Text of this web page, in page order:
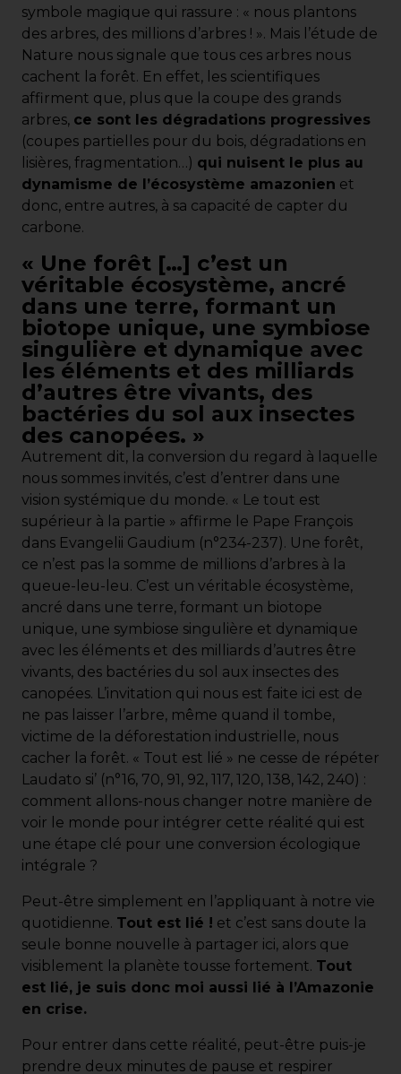
symbole magique qui rassure : « nous plantons
des arbres, des millions d’arbres ! ». Mais l’étude de
Nature nous signale que tous ces arbres nous
cachent la forêt. En effet, les scientifiques
affirment que, plus que la coupe des grands
arbres, ce sont les dégradations progressives
(coupes partielles pour du bois, dégradations en
lisières, fragmentation…) qui nuisent le plus au
dynamisme de l’écosystème amazonien et
donc, entre autres, à sa capacité de capter du
carbone.
« Une forêt […] c’est un
véritable écosystème, ancré
dans une terre, formant un
biotope unique, une symbiose
singulière et dynamique avec
les éléments et des milliards
d’autres être vivants, des
bactéries du sol aux insectes
des canopées. »
Autrement dit, la conversion du regard à laquelle
nous sommes invités, c’est d’entrer dans une
vision systémique du monde. « Le tout est
supérieur à la partie » affirme le Pape François
dans Evangelii Gaudium (n°234-237). Une forêt,
ce n’est pas la somme de millions d’arbres à la
queue-leu-leu. C’est un véritable écosystème,
ancré dans une terre, formant un biotope
unique, une symbiose singulière et dynamique
avec les éléments et des milliards d’autres être
vivants, des bactéries du sol aux insectes des
canopées. L’invitation qui nous est faite ici est de
ne pas laisser l’arbre, même quand il tombe,
victime de la déforestation industrielle, nous
cacher la forêt. « Tout est lié » ne cesse de répéter
Laudato si’ (n°16, 70, 91, 92, 117, 120, 138, 142, 240) :
comment allons-nous changer notre manière de
voir le monde pour intégrer cette réalité qui est
une étape clé pour une conversion écologique
intégrale ?
Peut-être simplement en l’appliquant à notre vie
quotidienne. Tout est lié ! et c’est sans doute la
seule bonne nouvelle à partager ici, alors que
visiblement la planète tousse fortement. Tout
est lié, je suis donc moi aussi lié à l’Amazonie
en crise.
Pour entrer dans cette réalité, peut-être puis-je
prendre deux minutes de pause et respirer